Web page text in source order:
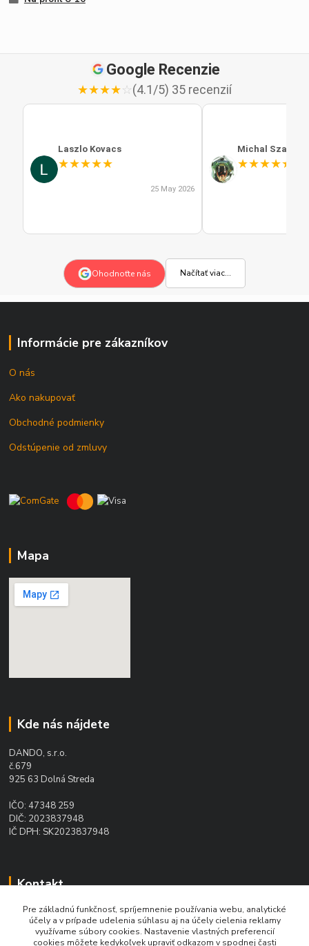
Google Recenzie
★★★★☆(4.1/5) 35 recenzií
Laszlo Kovacs
★★★★★
25 May 2026
Michal Szabo
★★★★★
Ohodnoťte nás Načítať viac...
Informácie pre zákazníkov
O nás
Ako nakupovať
Obchodné podmienky
Odstúpenie od zmluvy
Mapa
Kde nás nájdete
DANDO, s.r.o.
č.679
925 63 Dolná Streda
IČO: 47348 259
DIČ: 2023837948
IČ DPH: SK2023837948
Kontakt
Ing. Daniel Doboš
+421 902 331 936
(Po-Pia, 8-16 hod.)
Pre základnú funkčnosť, spríjemnenie používania webu, analytické
účely a v prípade udelenia súhlasu aj na účely cielenia reklamy
využívame súbory cookies. Nastavenie vlastných preferencií
cookies môžete kedykoľvek upraviť odkazom v spodnej časti